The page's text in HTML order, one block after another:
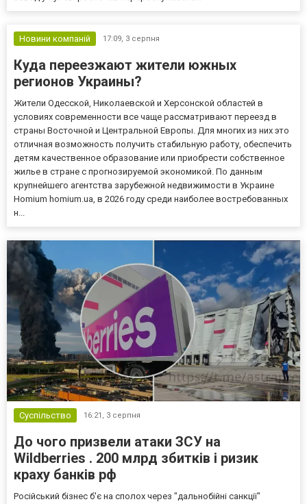
Новини компаній 17:09, 3 серпня
Куда переезжают жители южных
регионов Украины?
Жители Одесской, Николаевской и Херсонской областей в
условиях современности все чаще рассматривают переезд в
страны Восточной и Центральной Европы. Для многих из них это
отличная возможность получить стабильную работу, обеспечить
детям качественное образование или приобрести собственное
жилье в стране с прогнозируемой экономикой. По данным
крупнейшего агентства зарубежной недвижимости в Украине
Homium homium.ua, в 2026 году среди наиболее востребованных
н...
Суспільство 16:21, 3 серпня
До чого призвели атаки ЗСУ на
Wildberries . 200 млрд збитків і ризик
краху банків рф
Російський бізнес б'є на сполох через "дальнобійні санкції"